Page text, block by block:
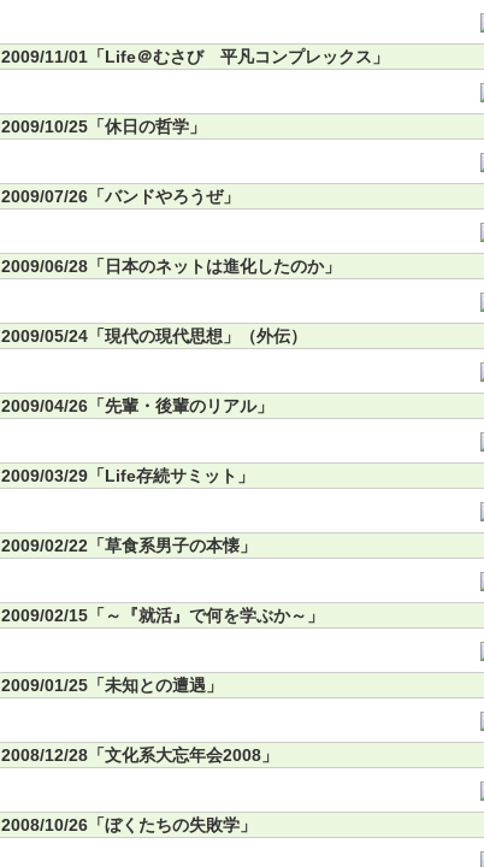
2009/11/01「Life＠むさび 平凡コンプレックス」
2009/10/25「休日の哲学」
2009/07/26「バンドやろうぜ」
2009/06/28「日本のネットは進化したのか」
2009/05/24「現代の現代思想」（外伝）
2009/04/26「先輩・後輩のリアル」
2009/03/29「Life存続サミット」
2009/02/22「草食系男子の本懐」
2009/02/15「～『就活』で何を学ぶか～」
2009/01/25「未知との遭遇」
2008/12/28「文化系大忘年会2008」
2008/10/26「ぼくたちの失敗学」